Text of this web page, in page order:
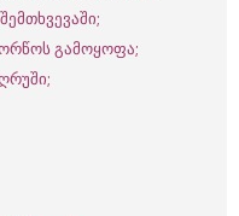
გამოყოფა;